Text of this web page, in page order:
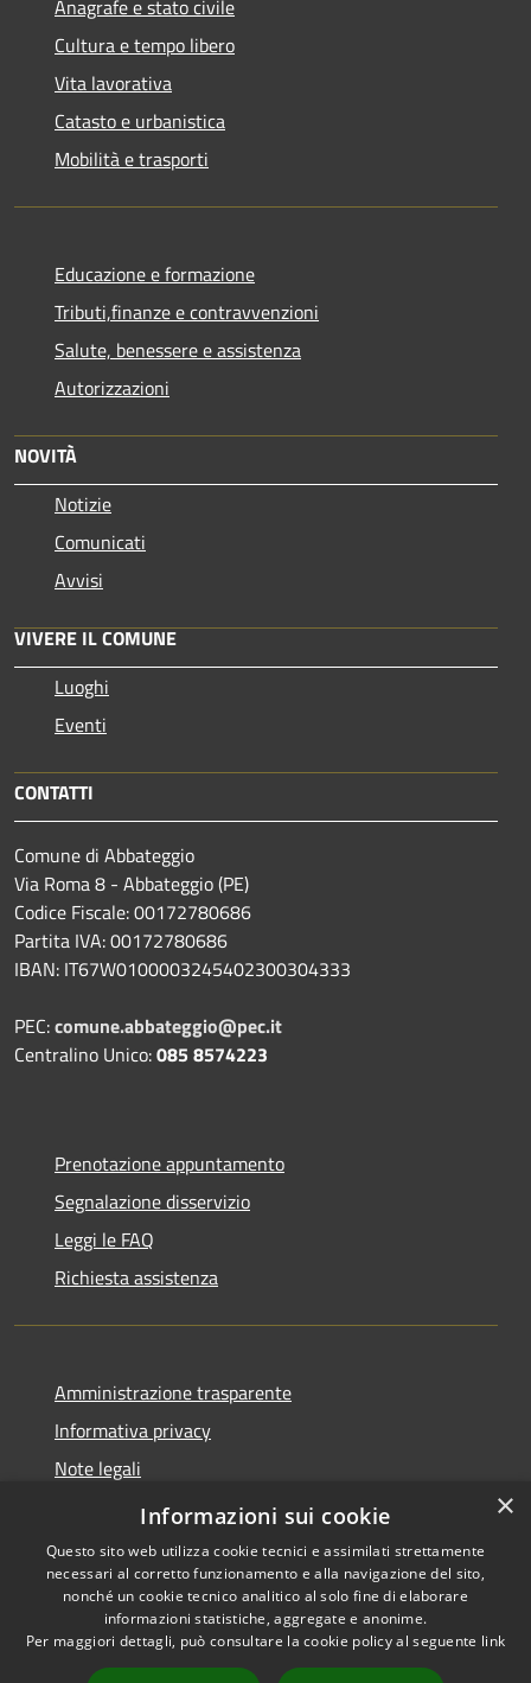
Anagrafe e stato civile
Cultura e tempo libero
Vita lavorativa
Catasto e urbanistica
Mobilità e trasporti
Educazione e formazione
Tributi,finanze e contravvenzioni
Salute, benessere e assistenza
Autorizzazioni
NOVITÀ
Notizie
Comunicati
Avvisi
VIVERE IL COMUNE
Luoghi
Eventi
CONTATTI
Comune di Abbateggio
Via Roma 8 - Abbateggio (PE)
Codice Fiscale: 00172780686
Partita IVA: 00172780686
IBAN: IT67W0100003245402300304333
PEC:comune.abbateggio@pec.it
Centralino Unico:085 8574223
Prenotazione appuntamento
Segnalazione disservizio
Leggi le FAQ
Richiesta assistenza
Amministrazione trasparente
Informativa privacy
Note legali
Dichiarazione di accessibilità
Accessibilità
Copyright © 2026 • Comune di
Abbateggio • Powered by
×
Informazioni sui cookie
Questo sito web utilizza cookie tecnici e assimilati strettamente
necessari al corretto funzionamento e alla navigazione del sito,
nonché un cookie tecnico analitico al solo fine di elaborare
informazioni statistiche, aggregate e anonime.
Per maggiori dettagli, può consultare la cookie policy al seguente link